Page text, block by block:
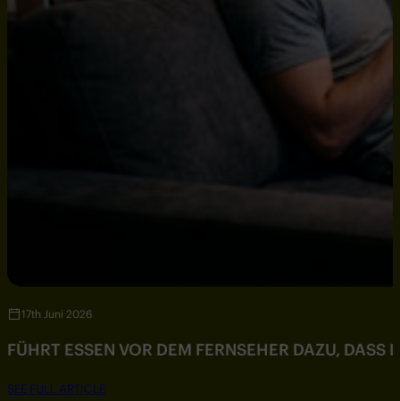
17th Juni 2026
FÜHRT ESSEN VOR DEM FERNSEHER DAZU, DASS
SEE FULL ARTICLE